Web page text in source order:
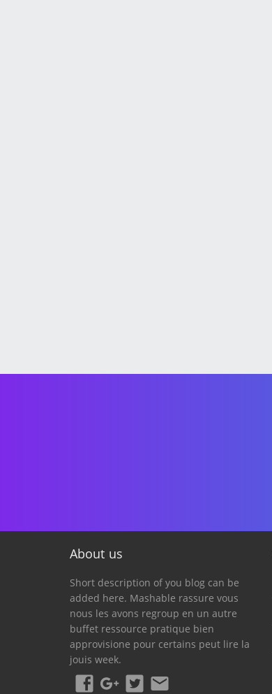
About us
Short description of you blog can be
added here. Mashable rassure vous
nous les avons regroup en un autre
buffet ressource pratique bien
approvisione pour certains peut lire la
jouis week.